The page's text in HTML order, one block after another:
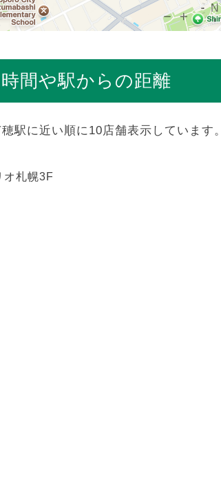
間や駅からの距離
駅に近い順に10店舗表示しています。
オ札幌3F